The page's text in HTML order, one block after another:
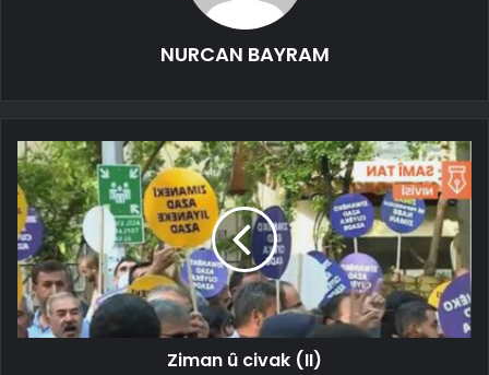
NURCAN BAYRAM
Ziman û civak (II)